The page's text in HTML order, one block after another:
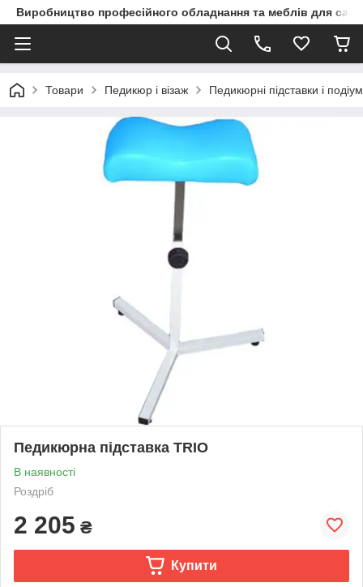
Виробництво професійного обладнання та меблів для
Товари Педикюр і візаж Педикюрні підставки і
Педикюрна підставка TRIO
В наявності
Роздріб
2 205 ₴
Купити